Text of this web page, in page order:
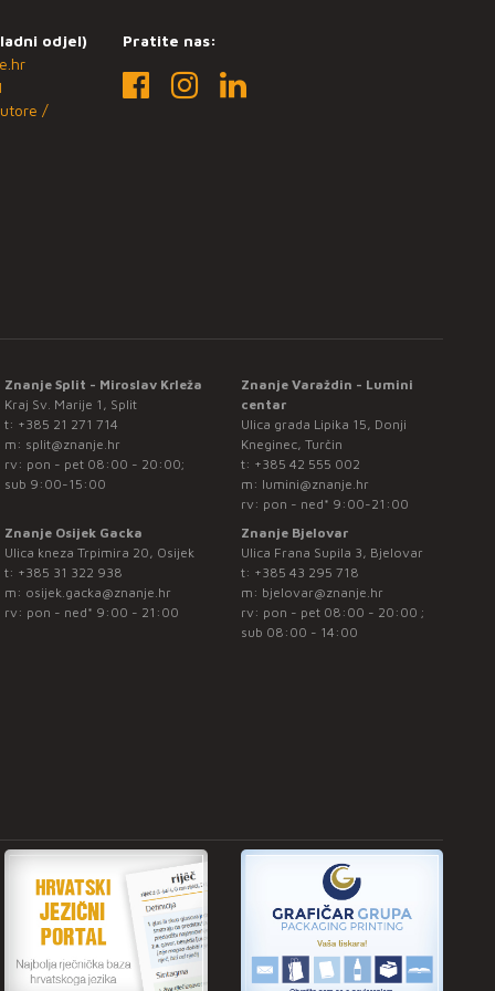
odjel)
/
Pratite nas:
Znanje Split - Miroslav Krleža
Kraj Sv. Marije 1, Split
t: +385 21 271 714
m: split@znanje.hr
rv: pon - pet 08:00 - 20:00;
sub 9:00-15:00
Znanje Varaždin - Lumini
centar
Ulica grada Lipika 15, Donji
Kneginec, Turčin
t: +385 42 555 002
m: lumini@znanje.hr
rv: pon - ned* 9:00-21:00
Znanje Osijek Gacka
Ulica kneza Trpimira 20, Osijek
t: +385 31 322 938
m: osijek.gacka@znanje.hr
rv: pon - ned* 9:00 - 21:00
Znanje Bjelovar
Ulica Frana Supila 3, Bjelovar
t: +385 43 295 718
m: bjelovar@znanje.hr
rv: pon - pet 08:00 - 20:00 ;
sub 08:00 - 14:00